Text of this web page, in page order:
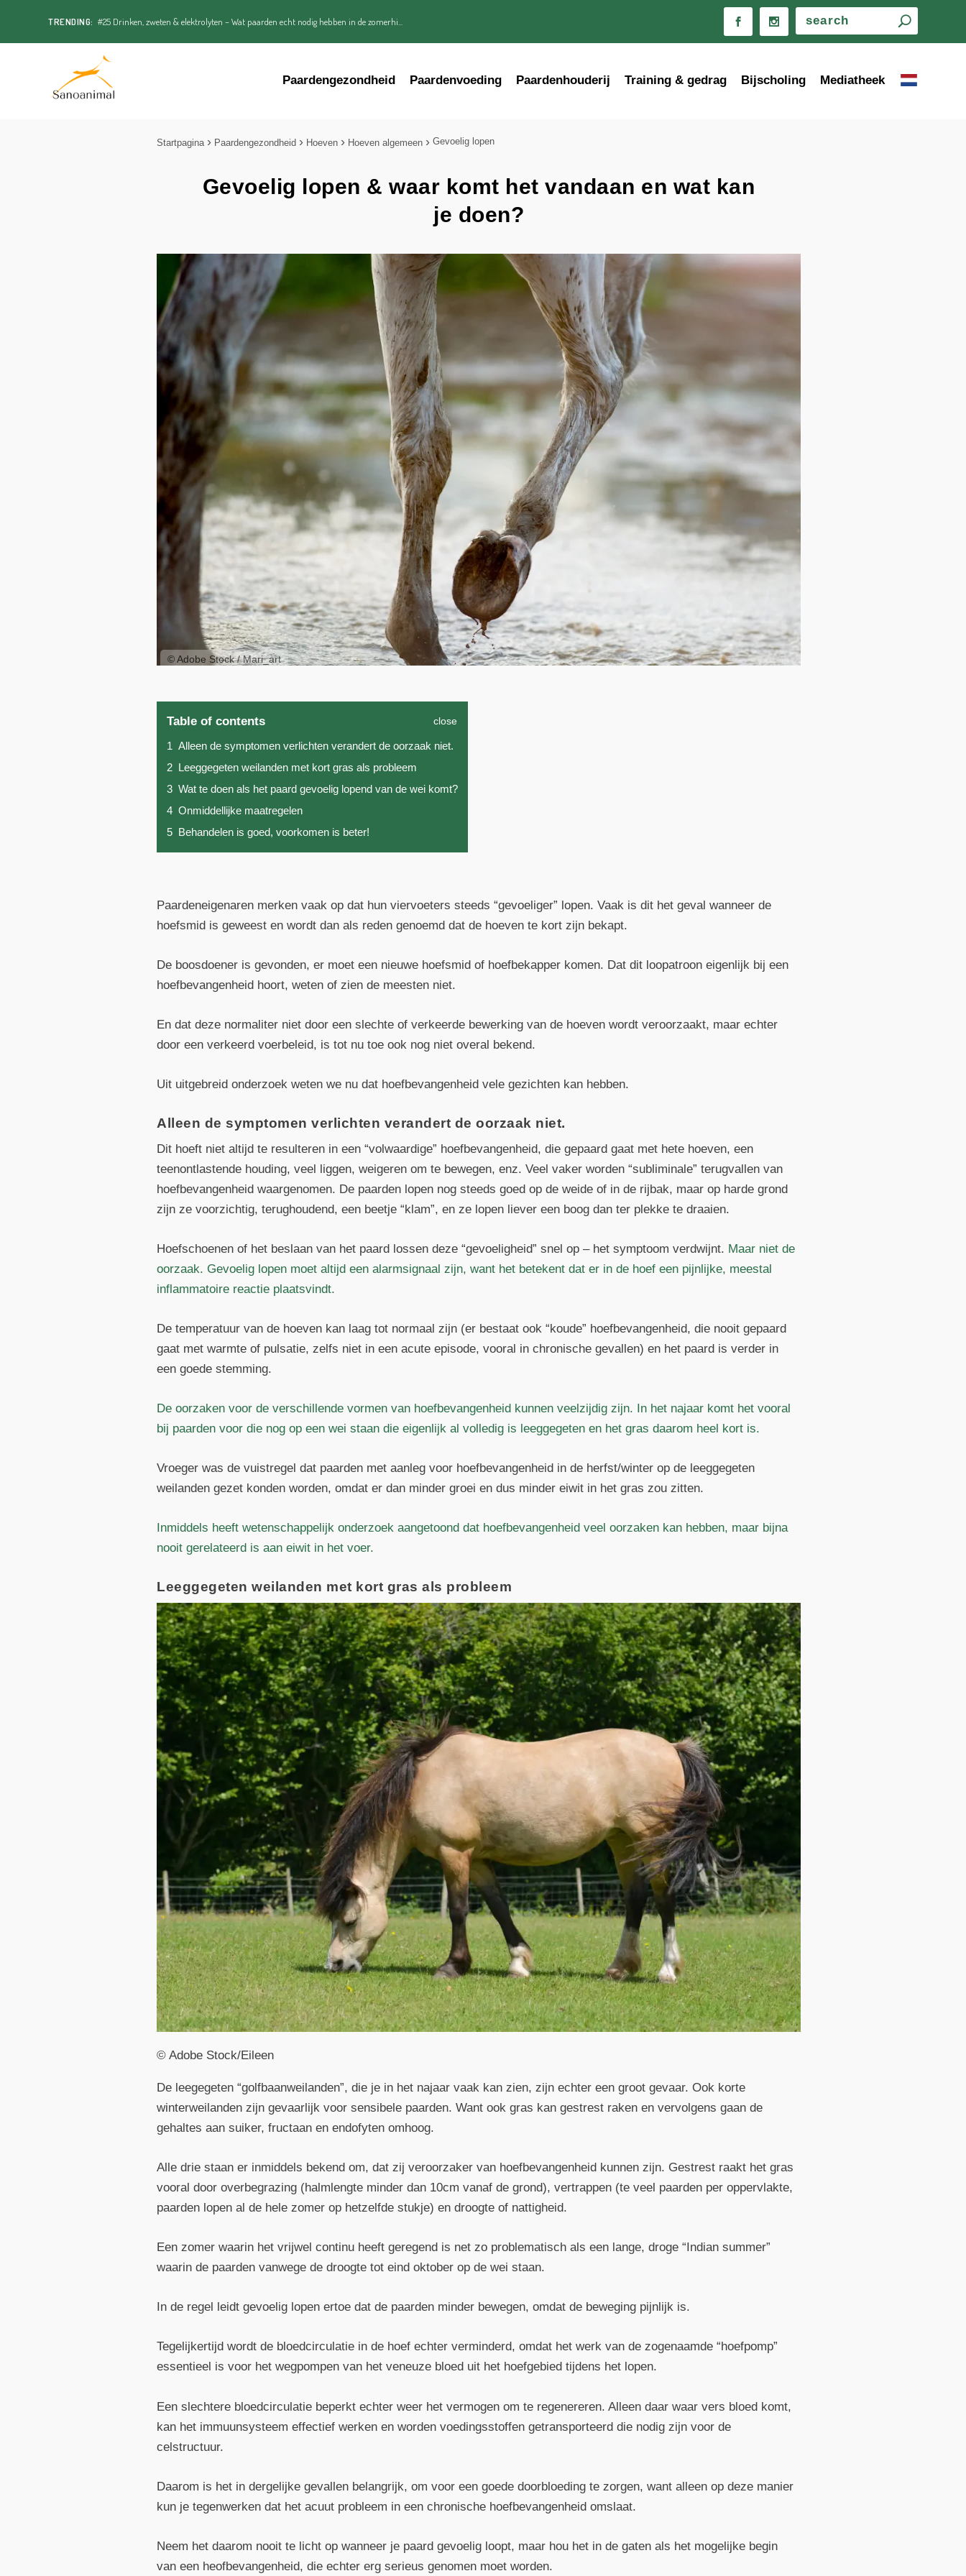
TRENDING: #25 Drinken, zweten & elektrolyten – Wat paarden echt nodig hebben in de zomerhi...
Paardengezondheid Paardenvoeding Paardenhouderij Training & gedrag Bijscholing Mediatheek
Startpagina Paardengezondheid Hoeven Hoeven algemeen Gevoelig lopen
Gevoelig lopen & waar komt het vandaan en wat kan
je doen?
© Adobe Stock / Mari_art
Table of contents close
1 Alleen de symptomen verlichten verandert de oorzaak niet.
2 Leeggegeten weilanden met kort gras als probleem
3 Wat te doen als het paard gevoelig lopend van de wei komt?
4 Onmiddellijke maatregelen
5 Behandelen is goed, voorkomen is beter!
Paardeneigenaren merken vaak op dat hun viervoeters steeds “gevoeliger” lopen. Vaak is dit het geval wanneer de
hoefsmid is geweest en wordt dan als reden genoemd dat de hoeven te kort zijn bekapt.
De boosdoener is gevonden, er moet een nieuwe hoefsmid of hoefbekapper komen. Dat dit loopatroon eigenlijk bij een
hoefbevangenheid hoort, weten of zien de meesten niet.
En dat deze normaliter niet door een slechte of verkeerde bewerking van de hoeven wordt veroorzaakt, maar echter
door een verkeerd voerbeleid, is tot nu toe ook nog niet overal bekend.
Uit uitgebreid onderzoek weten we nu dat hoefbevangenheid vele gezichten kan hebben.
Alleen de symptomen verlichten verandert de oorzaak niet.
Dit hoeft niet altijd te resulteren in een “volwaardige” hoefbevangenheid, die gepaard gaat met hete hoeven, een
teenontlastende houding, veel liggen, weigeren om te bewegen, enz. Veel vaker worden “subliminale” terugvallen van
hoefbevangenheid waargenomen. De paarden lopen nog steeds goed op de weide of in de rijbak, maar op harde grond
zijn ze voorzichtig, terughoudend, een beetje “klam”, en ze lopen liever een boog dan ter plekke te draaien.
Hoefschoenen of het beslaan van het paard lossen deze “gevoeligheid” snel op – het symptoom verdwijnt. Maar niet de
oorzaak. Gevoelig lopen moet altijd een alarmsignaal zijn, want het betekent dat er in de hoef een pijnlijke, meestal
inflammatoire reactie plaatsvindt.
De temperatuur van de hoeven kan laag tot normaal zijn (er bestaat ook “koude” hoefbevangenheid, die nooit gepaard
gaat met warmte of pulsatie, zelfs niet in een acute episode, vooral in chronische gevallen) en het paard is verder in
een goede stemming.
De oorzaken voor de verschillende vormen van hoefbevangenheid kunnen veelzijdig zijn. In het najaar komt het vooral
bij paarden voor die nog op een wei staan die eigenlijk al volledig is leeggegeten en het gras daarom heel kort is.
Vroeger was de vuistregel dat paarden met aanleg voor hoefbevangenheid in de herfst/winter op de leeggegeten
weilanden gezet konden worden, omdat er dan minder groei en dus minder eiwit in het gras zou zitten.
Inmiddels heeft wetenschappelijk onderzoek aangetoond dat hoefbevangenheid veel oorzaken kan hebben, maar bijna
nooit gerelateerd is aan eiwit in het voer.
Leeggegeten weilanden met kort gras als probleem
© Adobe Stock/Eileen
De leegegeten “golfbaanweilanden”, die je in het najaar vaak kan zien, zijn echter een groot gevaar. Ook korte
winterweilanden zijn gevaarlijk voor sensibele paarden. Want ook gras kan gestrest raken en vervolgens gaan de
gehaltes aan suiker, fructaan en endofyten omhoog.
Alle drie staan er inmiddels bekend om, dat zij veroorzaker van hoefbevangenheid kunnen zijn. Gestrest raakt het gras
vooral door overbegrazing (halmlengte minder dan 10cm vanaf de grond), vertrappen (te veel paarden per oppervlakte,
paarden lopen al de hele zomer op hetzelfde stukje) en droogte of nattigheid.
Een zomer waarin het vrijwel continu heeft geregend is net zo problematisch als een lange, droge “Indian summer”
waarin de paarden vanwege de droogte tot eind oktober op de wei staan.
In de regel leidt gevoelig lopen ertoe dat de paarden minder bewegen, omdat de beweging pijnlijk is.
Tegelijkertijd wordt de bloedcirculatie in de hoef echter verminderd, omdat het werk van de zogenaamde “hoefpomp”
essentieel is voor het wegpompen van het veneuze bloed uit het hoefgebied tijdens het lopen.
Een slechtere bloedcirculatie beperkt echter weer het vermogen om te regenereren. Alleen daar waar vers bloed komt,
kan het immuunsysteem effectief werken en worden voedingsstoffen getransporteerd die nodig zijn voor de
celstructuur.
Daarom is het in dergelijke gevallen belangrijk, om voor een goede doorbloeding te zorgen, want alleen op deze manier
kun je tegenwerken dat het acuut probleem in een chronische hoefbevangenheid omslaat.
Neem het daarom nooit te licht op wanneer je paard gevoelig loopt, maar hou het in de gaten als het mogelijke begin
van een heofbevangenheid, die echter erg serieus genomen moet worden.